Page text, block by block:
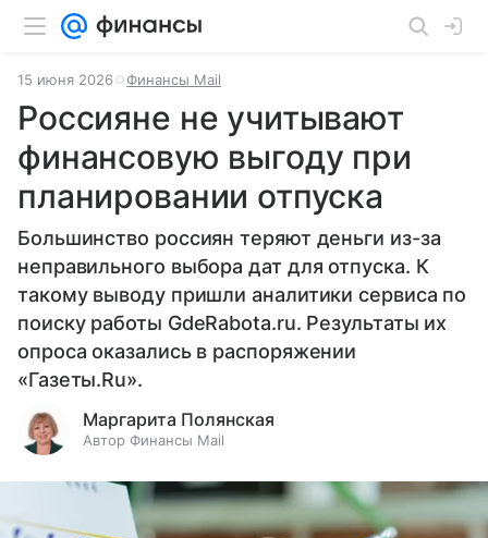
15 июня 2026 Финансы Mail
Россияне не учитывают
финансовую выгоду при
планировании отпуска
Большинство россиян теряют деньги из-за
неправильного выбора дат для отпуска. К
такому выводу пришли аналитики сервиса по
поиску работы GdeRabota.ru. Результаты их
опроса оказались в распоряжении
«Газеты.Ru».
Маргарита Полянская
Автор Финансы Mail